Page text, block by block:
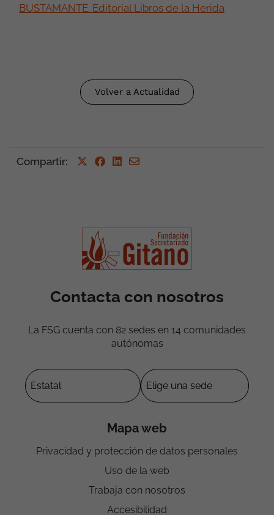
BUSTAMANTE. Editorial Libros de la Herida
Volver a Actualidad
Compartir:
Contacta con nosotros
La FSG cuenta con 82 sedes en 14 comunidades
autónomas
Mapa web
Privacidad y protección de datos personales
Uso de la web
Trabaja con nosotros
Accesibilidad